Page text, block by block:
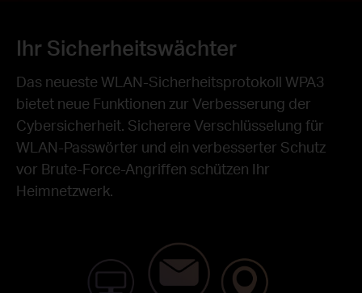
Ihr Sicherheitswächter
Das neueste WLAN-Sicherheitsprotokoll WPA3
bietet neue Funktionen zur Verbesserung der
Cybersicherheit. Sicherere Verschlüsselung für
WLAN-Passwörter und ein verbesserter Schutz
vor Brute-Force-Angriffen schützen Ihr
Heimnetzwerk.